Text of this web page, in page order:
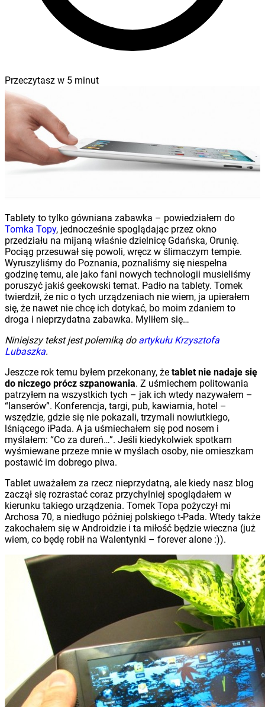
Przeczytasz w 5 minut
Tablety to tylko gówniana zabawka – powiedziałem do
Tomka Topy, jednocześnie spoglądając przez okno
przedziału na mijaną właśnie dzielnicę Gdańska, Orunię.
Pociąg przesuwał się powoli, wręcz w ślimaczym tempie.
Wyruszyliśmy do Poznania, poznaliśmy się niespełna
godzinę temu, ale jako fani nowych technologii musieliśmy
poruszyć jakiś geekowski temat. Padło na tablety. Tomek
twierdził, że nic o tych urządzeniach nie wiem, ja upierałem
się, że nawet nie chcę ich dotykać, bo moim zdaniem to
droga i nieprzydatna zabawka. Myliłem się…
Niniejszy tekst jest polemiką do artykułu Krzysztofa
Lubaszka.
Jeszcze rok temu byłem przekonany, że tablet nie nadaje się
do niczego prócz szpanowania. Z uśmiechem politowania
patrzyłem na wszystkich tych – jak ich wtedy nazywałem –
“lanserów”. Konferencja, targi, pub, kawiarnia, hotel –
wszędzie, gdzie się nie pokazali, trzymali nowiutkiego,
lśniącego iPada. A ja uśmiechałem się pod nosem i
myślałem: “Co za dureń…”. Jeśli kiedykolwiek spotkam
wyśmiewane przeze mnie w myślach osoby, nie omieszkam
postawić im dobrego piwa.
Tablet uważałem za rzecz nieprzydatną, ale kiedy nasz blog
zaczął się rozrastać coraz przychylniej spoglądałem w
kierunku takiego urządzenia. Tomek Topa pożyczył mi
Archosa 70, a niedługo później polskiego t-Pada. Wtedy także
zakochałem się w Androidzie i ta miłość będzie wieczna (już
wiem, co będę robił na Walentynki – forever alone :)).